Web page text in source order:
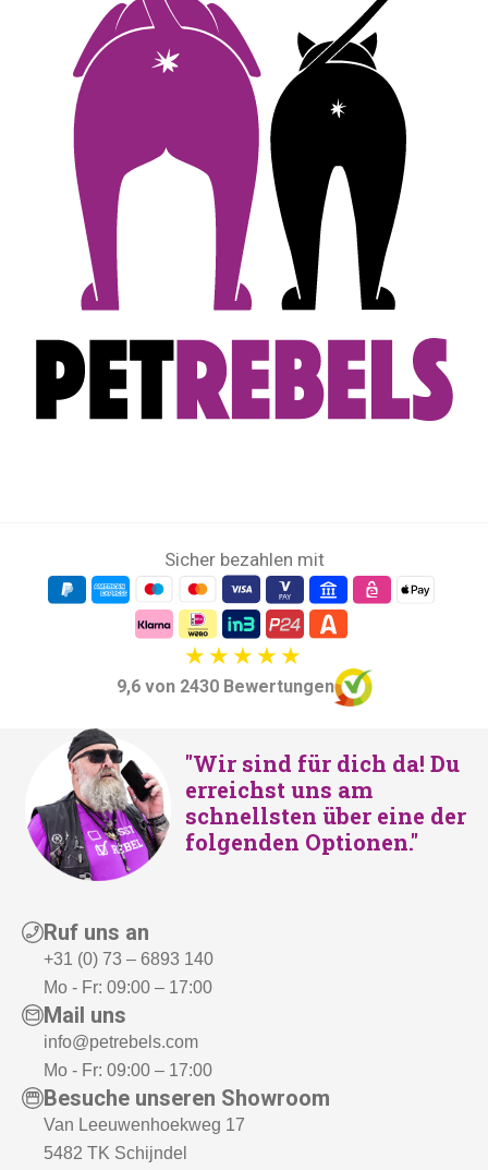
Sicher bezahlen mit
9,6 von 2430 Bewertungen
"Wir sind für dich da! Du
erreichst uns am
schnellsten über eine der
folgenden Optionen."
Ruf uns an
+31 (0) 73 – 6893 140
Mo - Fr: 09:00 – 17:00
Mail uns
info@petrebels.com
Mo - Fr: 09:00 – 17:00
Besuche unseren Showroom
Van Leeuwenhoekweg 17
5482 TK Schijndel